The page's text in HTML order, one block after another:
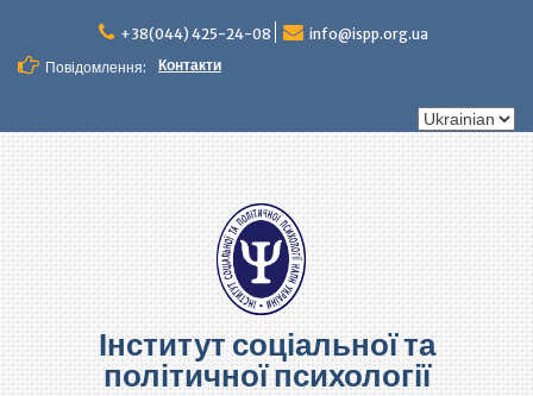
вмісту
+38(044) 425-24-08
info@ispp.org.ua
Повідомлення:
Контакти
Вибрати
Інститут соціальної та
політичної психології